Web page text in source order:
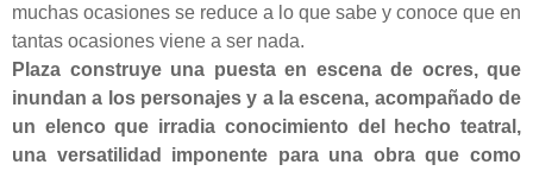
muchas ocasiones se reduce a lo que sabe y conoce que en
tantas ocasiones viene a ser nada.
Plaza construye una puesta en escena de ocres, que
inundan a los personajes y a la escena, acompañado de
un elenco que irradia conocimiento del hecho teatral,
una versatilidad imponente para una obra que como